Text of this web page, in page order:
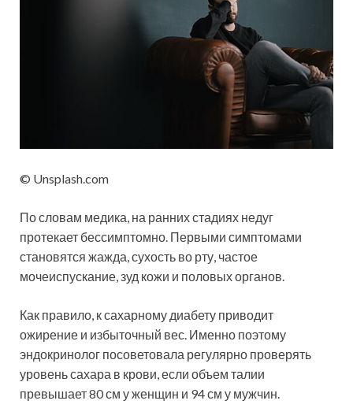
© Unsplash.com
По словам медика, на ранних стадиях недуг
протекает бессимптомно. Первыми симптомами
становятся жажда, сухость во рту, частое
мочеиспускание, зуд кожи и половых органов.
Как правило, к сахарному диабету приводит
ожирение и избыточный вес. Именно поэтому
эндокринолог посоветовала регулярно проверять
уровень сахара в крови, если объем талии
превышает 80 см у женщин и 94 см у мужчин.